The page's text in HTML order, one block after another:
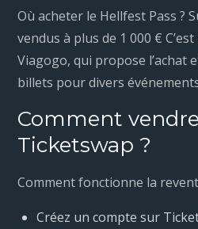
Où acheter le Hellfest Pass ?
vendus à plus de 1 000 €
Viagogo, qui propose l’achat
billets pour divers
Comment
Ticketswap ?
Comment fonctionne la
Créez un compte sur